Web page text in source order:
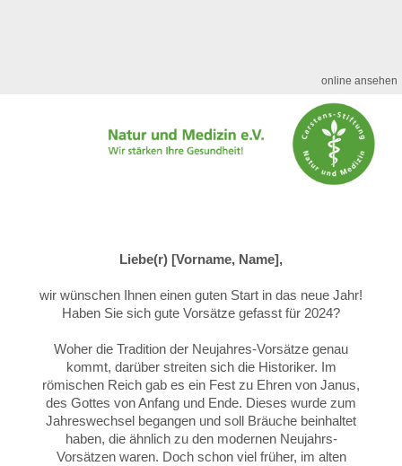
online ansehen
Liebe(r) [Vorname, Name],
wir wünschen Ihnen einen guten Start in das neue Jahr!
Haben Sie sich gute Vorsätze gefasst für 2024?
Woher die Tradition der Neujahres-Vorsätze genau
kommt, darüber streiten sich die Historiker. Im
römischen Reich gab es ein Fest zu Ehren von Janus,
des Gottes von Anfang und Ende. Dieses wurde zum
Jahreswechsel begangen und soll Bräuche beinhaltet
haben, die ähnlich zu den modernen Neujahrs-
Vorsätzen waren. Doch schon viel früher, im alten